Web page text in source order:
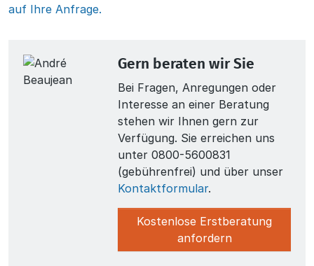
auf Ihre Anfrage.
Gern beraten wir Sie
Bei Fragen, Anregungen oder
Interesse an einer Beratung
stehen wir Ihnen gern zur
Verfügung. Sie erreichen uns
unter 0800-5600831
(gebührenfrei) und über unser
Kontaktformular.
Kostenlose Erstberatung
anfordern